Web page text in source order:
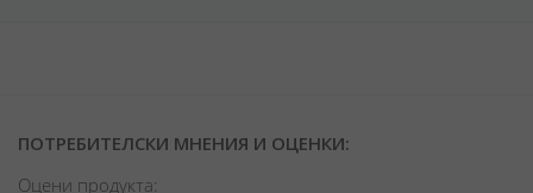
ПОТРЕБИТЕЛСКИ МНЕНИЯ И ОЦЕНКИ:
Оцени продукта: